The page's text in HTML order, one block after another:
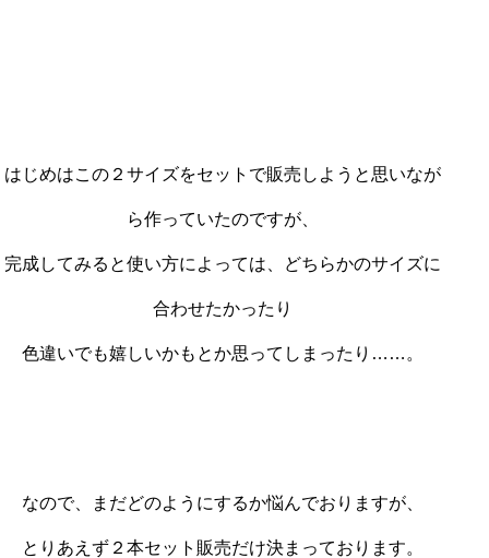
はじめはこの２サイズをセットで販売しようと思いなが
ら作っていたのですが、
完成してみると使い方によっては、どちらかのサイズに
合わせたかったり
色違いでも嬉しいかもとか思ってしまったり……。
なので、まだどのようにするか悩んでおりますが、
とりあえず２本セット販売だけ決まっております。